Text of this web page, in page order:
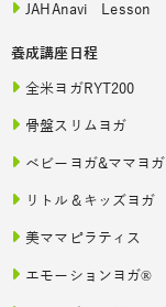
JAHAnavi Lesson
養成講座日程
全米ヨガRYT200
骨盤スリムヨガ
ベビーヨガ&ママヨガ
リトル＆キッズヨガ
美ママピラティス
エモーションヨガ®